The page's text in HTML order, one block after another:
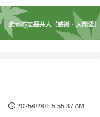
2025/02/01 5:55:37 AM